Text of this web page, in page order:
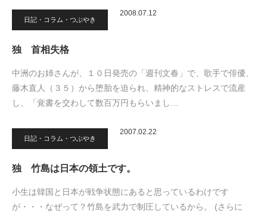
日記・コラム・つぶやき
2008.07.12
独 首相失格
中洲のお姉さんが、１０日発売の「週刊文春」で、歌手で俳優、
藤木直人（３５）から堕胎を迫られ、精神的なストレスで流産
し、「覚書を交わして数百万円もらいまし…
日記・コラム・つぶやき
2007.02.22
独 竹島は日本の領土です。
小生は韓国と日本が戦争状態にあると思っているわけです
が・・・なぜって？竹島を武力で制圧しているから。 (さらに